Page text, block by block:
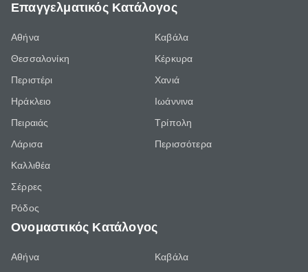
Επαγγελματικός Κατάλογος
Αθήνα
Θεσσαλονίκη
Περιστέρι
Ηράκλειο
Πειραιάς
Λάρισα
Καλλιθέα
Σέρρες
Ρόδος
Καβάλα
Κέρκυρα
Χανιά
Ιωάννινα
Τρίπολη
Περισσότερα
Ονομαστικός Κατάλογος
Αθήνα
Καβάλα